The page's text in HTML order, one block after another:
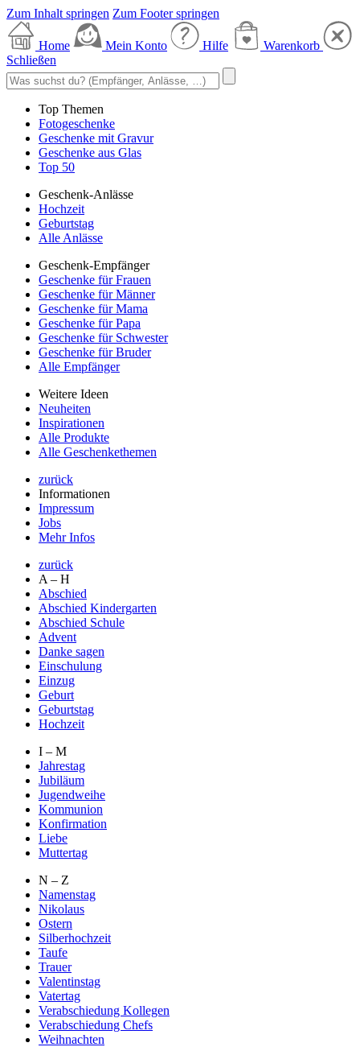
Zum Inhalt springen Zum Footer springen
Home Mein Konto Hilfe
Warenkorb
Schließen
Top Themen
Fotogeschenke
Geschenke mit Gravur
Geschenke aus Glas
Top 50
Geschenk-Anlässe
Hochzeit
Geburtstag
Alle Anlässe
Geschenk-Empfänger
Geschenke für Frauen
Geschenke für Männer
Geschenke für Mama
Geschenke für Papa
Geschenke für Schwester
Geschenke für Bruder
Alle Empfänger
Weitere Ideen
Neuheiten
Inspirationen
Alle Produkte
Alle Geschenkethemen
zurück
Informationen
Impressum
Jobs
Mehr Infos
zurück
A – H
Abschied
Abschied Kindergarten
Abschied Schule
Advent
Danke sagen
Einschulung
Einzug
Geburt
Geburtstag
Hochzeit
I – M
Jahrestag
Jubiläum
Jugendweihe
Kommunion
Konfirmation
Liebe
Muttertag
N – Z
Namenstag
Nikolaus
Ostern
Silberhochzeit
Taufe
Trauer
Valentinstag
Vatertag
Verabschiedung Kollegen
Verabschiedung Chefs
Weihnachten